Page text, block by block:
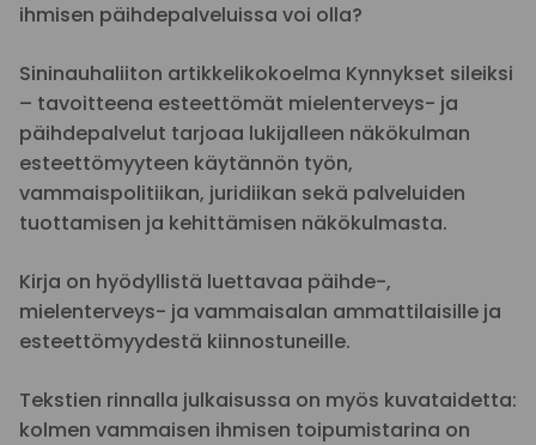
ihmisen päihdepalveluissa voi olla?
Sininauhaliiton artikkelikokoelma Kynnykset sileiksi
– tavoitteena esteettömät mielenterveys- ja
päihdepalvelut tarjoaa lukijalleen näkökulman
esteettömyyteen käytännön työn,
vammaispolitiikan, juridiikan sekä palveluiden
tuottamisen ja kehittämisen näkökulmasta.
Kirja on hyödyllistä luettavaa päihde-,
mielenterveys- ja vammaisalan ammattilaisille ja
esteettömyydestä kiinnostuneille.
Tekstien rinnalla julkaisussa on myös kuvataidetta:
kolmen vammaisen ihmisen toipumistarina on